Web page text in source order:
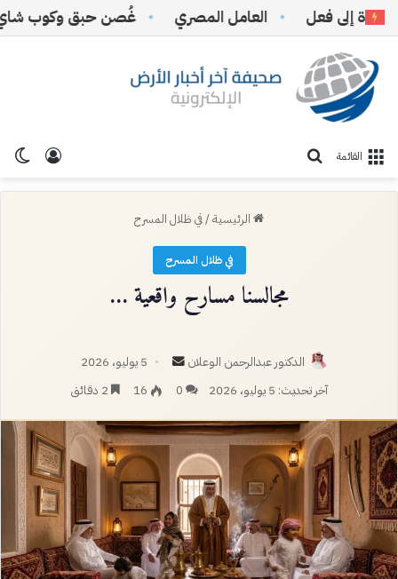
إلى فعل ‏العامل المصري غُصن حبق وكوب شاي
تسجيل القائمة
الرئيسية/في ظلال المسرح
في ظلال المسرح
مجالسنا مسارح واقعية …
الدكتور عبدالرحمن الوعلان
أرسل
بريدا
5 يوليو، 2026
آخر تحديث: 5 يوليو، 2026
0
16